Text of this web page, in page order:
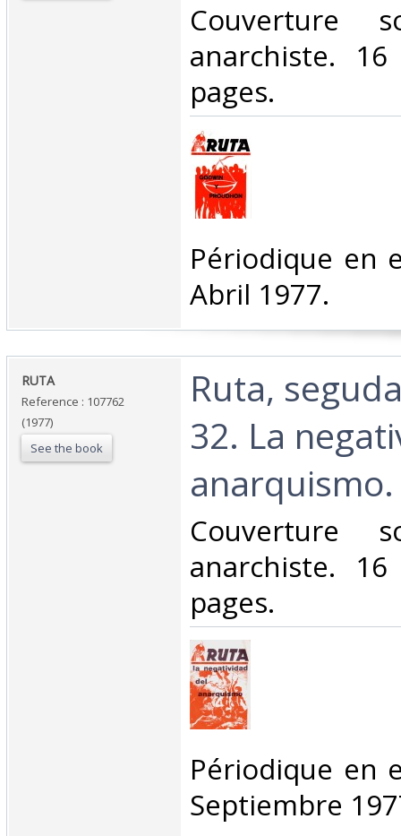
‎Couverture
anarchiste.
pages.‎
‎Périodique en
Abril 1977.‎
‎RUTA ‎
Reference : 107762
(1977)
See the book
‎Ruta,
32. La
anarquismo.‎
‎Couverture
anarchiste.
pages.‎
‎Périodique en
Septiembre